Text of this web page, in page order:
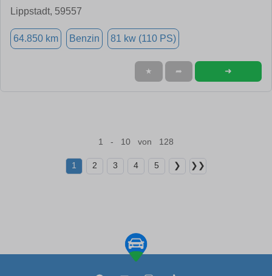
Lippstadt, 59557
64.850 km Benzin 81 kw (110 PS)
★ ➦ ➜
1 - 10 von 128
1 2 3 4 5 ❯ ❯❯